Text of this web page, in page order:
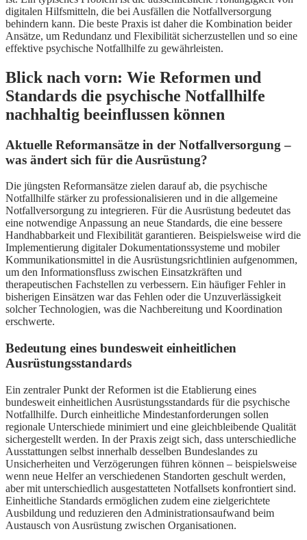
digitalen Hilfsmitteln, die bei Ausfällen die Notfallversorgung
behindern kann. Die beste Praxis ist daher die Kombination beider
Ansätze, um Redundanz und Flexibilität sicherzustellen und so eine
effektive psychische Notfallhilfe zu gewährleisten.
Blick nach vorn: Wie Reformen und
Standards die psychische Notfallhilfe
nachhaltig beeinflussen können
Aktuelle Reformansätze in der Notfallversorgung –
was ändert sich für die Ausrüstung?
Die jüngsten Reformansätze zielen darauf ab, die psychische
Notfallhilfe stärker zu professionalisieren und in die allgemeine
Notfallversorgung zu integrieren. Für die Ausrüstung bedeutet das
eine notwendige Anpassung an neue Standards, die eine bessere
Handhabbarkeit und Flexibilität garantieren. Beispielsweise wird die
Implementierung digitaler Dokumentationssysteme und mobiler
Kommunikationsmittel in die Ausrüstungsrichtlinien aufgenommen,
um den Informationsfluss zwischen Einsatzkräften und
therapeutischen Fachstellen zu verbessern. Ein häufiger Fehler in
bisherigen Einsätzen war das Fehlen oder die Unzuverlässigkeit
solcher Technologien, was die Nachbereitung und Koordination
erschwerte.
Bedeutung eines bundesweit einheitlichen
Ausrüstungsstandards
Ein zentraler Punkt der Reformen ist die Etablierung eines
bundesweit einheitlichen Ausrüstungsstandards für die psychische
Notfallhilfe. Durch einheitliche Mindestanforderungen sollen
regionale Unterschiede minimiert und eine gleichbleibende Qualität
sichergestellt werden. In der Praxis zeigt sich, dass unterschiedliche
Ausstattungen selbst innerhalb desselben Bundeslandes zu
Unsicherheiten und Verzögerungen führen können – beispielsweise
wenn neue Helfer an verschiedenen Standorten geschult werden,
aber mit unterschiedlich ausgestatteten Notfallsets konfrontiert sind.
Einheitliche Standards ermöglichen zudem eine zielgerichtete
Ausbildung und reduzieren den Administrationsaufwand beim
Austausch von Ausrüstung zwischen Organisationen.